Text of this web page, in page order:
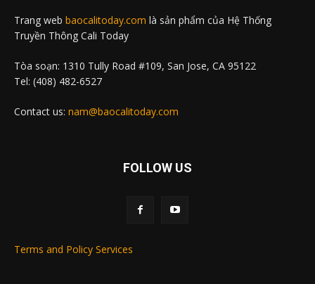
Trang web baocalitoday.com là sản phẩm của Hệ Thống
Truyền Thông Cali Today
Tòa soạn: 1310 Tully Road #109, San Jose, CA 95122
Tel: (408) 482-6527
Contact us: nam@baocalitoday.com
FOLLOW US
Terms and Policy Services